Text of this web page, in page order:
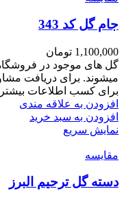
جام گل کد 343
1,100,000 تومان
گل های موجود در فروشگاه
میشوند. برای دریافت
برای کسب اطلاعات بیشتر
افزودن به علاقه مندی
افزودن به سبد خرید
نمایش سریع
مقايسه
دسته گل ترحیم البرز